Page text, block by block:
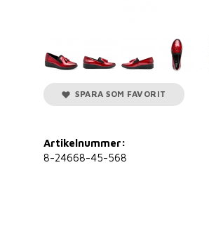
SPARA SOM FAVORIT
Artikelnummer:
8-24668-45-568